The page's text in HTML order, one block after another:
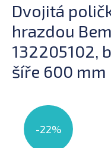
Dvojitá
hrazdou
132205102,
šíře 600 mm
-22%